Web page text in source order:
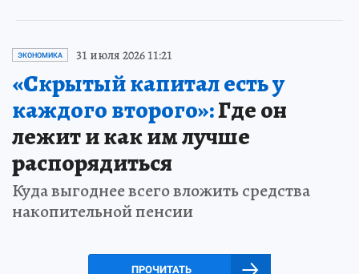
ЭКОНОМИКА 31 июля 2026 11:21
«Скрытый капитал есть у
каждого второго»:Где он
лежит и как им лучше
распорядиться
Куда выгоднее всего вложить средства
накопительной пенсии
ПРОЧИТАТЬ